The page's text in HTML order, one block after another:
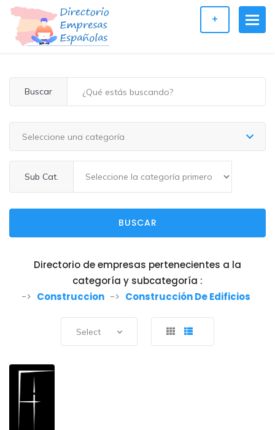
+
Buscar
Seleccione una categoría
Sub Cat.
BUSCAR
Directorio de empresas pertenecientes a la
categoría y subcategoría :
-> Construccion -> Construcción De Edificios
Select